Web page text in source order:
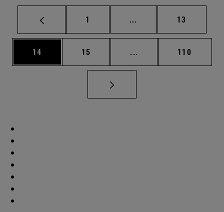
Página
1 ... Páginas intermedias
Página
13
Página
14 Página
15 ... Páginas intermedias
Página
110